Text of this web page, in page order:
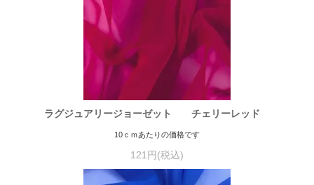
ラグジュアリージョーゼット チェリーレッド
10ｃｍあたりの価格です
121円(税込)